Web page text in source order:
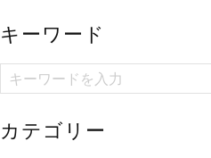
キーワード
カテゴリー